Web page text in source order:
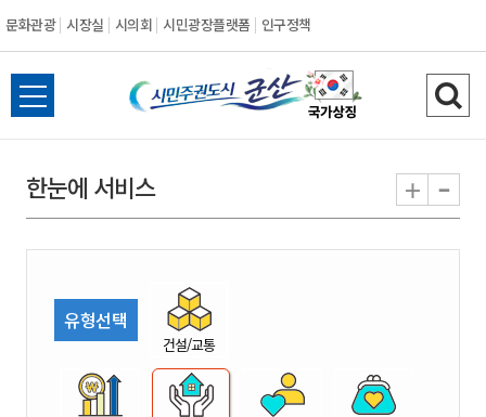
문화관광 시장실 시의회 시민광장플랫폼 인구정책
시
민
권
시
전
체
뉴
열
검
색
기
한눈에 서비스 + -
유형선택
건설/교통